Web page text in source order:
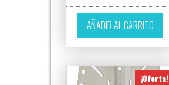
AÑADIR AL CARRITO
¡Oferta!